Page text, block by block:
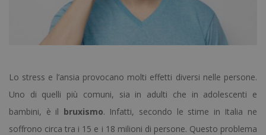
Lo stress e l’ansia provocano molti effetti diversi nelle persone.
Uno di quelli più comuni, sia in adulti che in adolescenti e
bambini, è il bruxismo. Infatti, secondo le stime in Italia ne
soffrono circa tra i 15 e i 18 milioni di persone. Questo problema